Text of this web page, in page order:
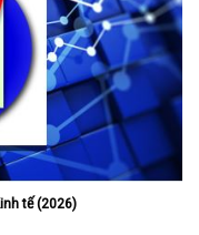
tế (2026)